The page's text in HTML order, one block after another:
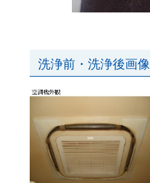
洗浄前・洗浄後画像